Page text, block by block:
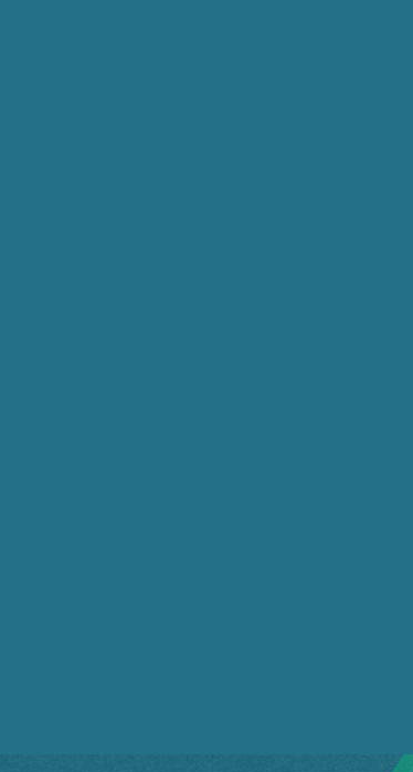
ao BC e toma outras decisões
As dificuldades aqui residem, por
por decisões recentes.
três membros: o Ministro da Economia, o
e o Presidente do BC. O Ministro da
mínimo de traquejo sabe que exercer a
conferindo muito poder e influência. Assim,
a si mesmo.
integrado pelo Ministro da Fazenda, o
não mexeram nisso. Houve cogitações
Econômico e Social, da CUT, da
área econômica no governo Bolsonaro, o
também o da Indústria e Comércio e até o
Lula desfaria essa ineficiente
da Fazenda, do Planejamento e da
CMN, além do Planejamento, os ministérios
E porque não tornar o CMN ainda
e outro dos trabalhadores e, talvez,
voz e voto a representantes da sociedade.
viés inflacionário, pode-se prever que a
o CMN, tenha um papel claramente